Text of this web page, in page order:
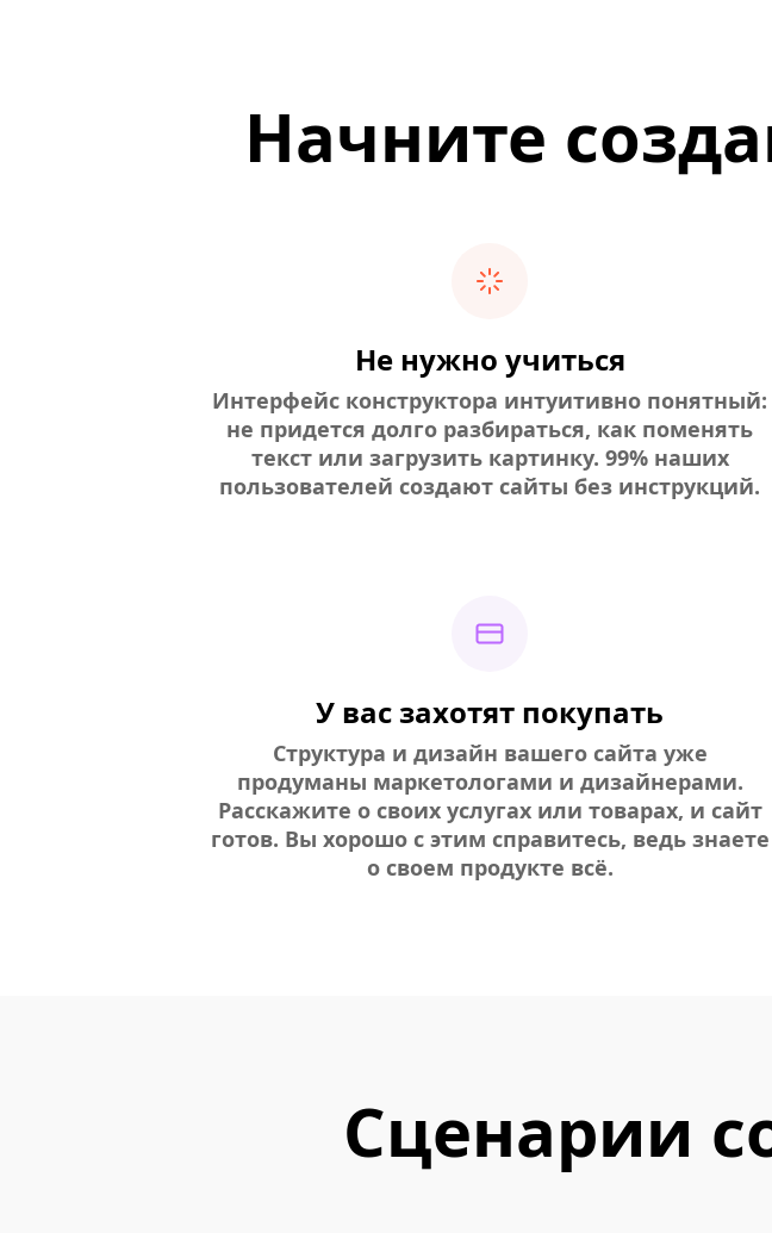
Начните
Не нужно учиться
Интерфейс конструктора интуитивно понятный:
не придется долго разбираться, как поменять
текст или загрузить картинку. 99% наших
пользователей создают сайты без инструкций.
У вас захотят покупать
Структура и дизайн вашего сайта уже
продуманы маркетологами и дизайнерами.
Расскажите о своих услугах или товарах, и сайт
готов. Вы хорошо с этим справитесь, ведь знаете
о своем продукте всё.
Сценарии